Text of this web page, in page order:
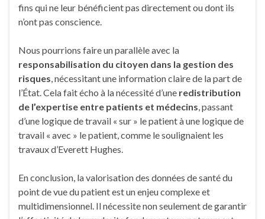
fins qui ne leur bénéficient pas directement ou dont ils
n’ont pas conscience.
Nous pourrions faire un parallèle avec la
responsabilisation du citoyen dans la gestion des
risques, nécessitant une information claire de la part de
l’État. Cela fait écho à la nécessité d’une redistribution
de l’expertise entre patients et médecins, passant
d’une logique de travail « sur » le patient à une logique de
travail « avec » le patient, comme le soulignaient les
travaux d’Everett Hughes.
En conclusion, la valorisation des données de santé du
point de vue du patient est un enjeu complexe et
multidimensionnel. Il nécessite non seulement de garantir